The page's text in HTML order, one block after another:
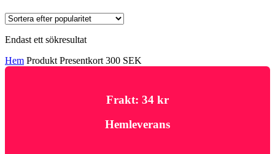
Endast ett sökresultat
Hem Produkt Presentkort 300 SEK
Frakt: 34 kr
Hemleverans